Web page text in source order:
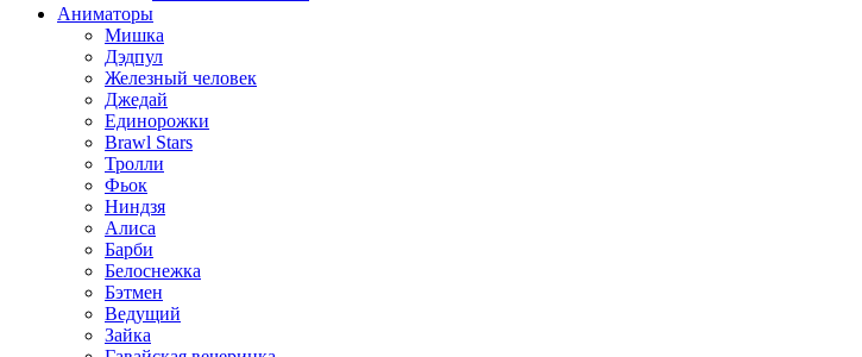
Аниматоры
Мишка
Дэдпул
Железный человек
Джедай
Единорожки
Brawl Stars
Тролли
Фьок
Ниндзя
Алиса
Барби
Белоснежка
Бэтмен
Ведущий
Зайка